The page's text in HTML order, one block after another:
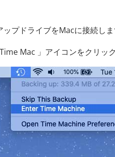
プドライブをMacに接続しま
Mac 」アイコンをクリッ